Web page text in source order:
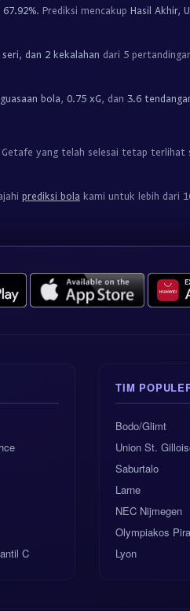
67.92%. Prediksi mencakup Hasil Akhir,
dan 2 kekalahan dari 5
bola, 0.75 xG, dan 3.6
yang telah selesai tetap terlihat
prediksi bola kami untuk lebih dari
C
TIM
Bodo/Glimt
Union St.
Saburtalo
Larne
NEC Nijmegen
Olympiakos
Lyon